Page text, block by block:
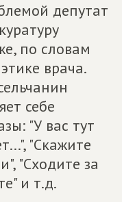
депутат
по словам
врача.
себе
"У вас тут
"Скажите
"Сходите за
и т.д.